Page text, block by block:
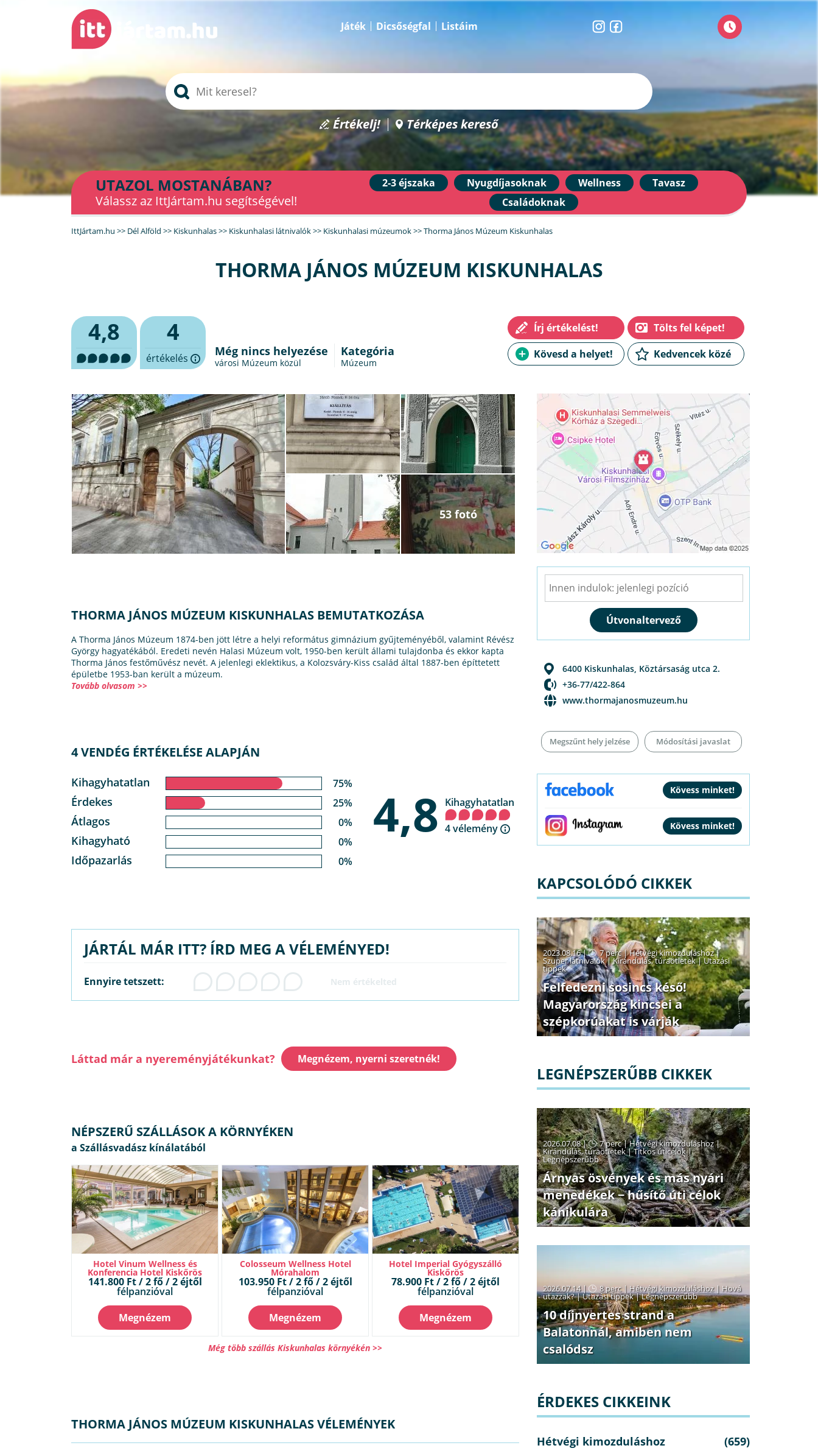
Játék Dicsőségfal Listáim
Értékelj! Térképes kereső
UTAZOL MOSTANÁBAN?
Válassz az IttJártam.hu segítségével!
2-3 éjszaka Nyugdíjasoknak Wellness
Tavasz
Családoknak
IttJártam.hu >> Dél Alföld >> Kiskunhalas>> Kiskunhalasi látnivalók>> Kiskunhalasi múzeumok>>Thorma János Múzeum Kiskunhalas
THORMA JÁNOS MÚZEUM KISKUNHALAS
4,8 4
értékelés Még nincs helyezése
városi Múzeum közül
Kategória
Múzeum
53 fotó
THORMA JÁNOS MÚZEUM KISKUNHALAS BEMUTATKOZÁSA
A Thorma János Múzeum 1874-ben jött létre a helyi református gimnázium gyűjteményéből, valamint Révész
György hagyatékából. Eredeti nevén Halasi Múzeum volt, 1950-ben került állami tulajdonba és ekkor kapta
Thorma János festőművész nevét. A jelenlegi eklektikus, a Kolozsváry-Kiss család által 1887-ben építtetett
épületbe 1953-ban került a múzeum.
Tovább olvasom >>
4 VENDÉG ÉRTÉKELÉSE ALAPJÁN
Kihagyhatatlan 75%
Érdekes 25%
Átlagos 0%
Kihagyható 0%
Időpazarlás 0%
4,8 Kihagyhatatlan
4 vélemény
JÁRTÁL MÁR ITT? ÍRD MEG A VÉLEMÉNYED!
Ennyire tetszett:
Láttad már a nyereményjátékunkat? Megnézem, nyerni szeretnék!
NÉPSZERŰ SZÁLLÁSOK A KÖRNYÉKEN
Hotel Vinum Wellness és
Konferencia Hotel Kiskőrös
141.800 Ft / 2 fő / 2 éjtől
félpanzióval
Megnézem
Colosseum Wellness Hotel
Mórahalom
103.950 Ft / 2 fő / 2 éjtől
félpanzióval
Megnézem
Hotel Imperial Gyógyszálló
Kiskőrös
78.900 Ft / 2 fő / 2 éjtől
félpanzióval
Megnézem
Még több szállás Kiskunhalas környékén >>
THORMA JÁNOS MÚZEUM KISKUNHALAS VÉLEMÉNYEK
6400 Kiskunhalas, Köztársaság utca 2.
+36-77/422-864
www.thormajanosmuzeum.hu
Megszűnt hely jelzése Módosítási javaslat
KAPCSOLÓDÓ CIKKEK
2023.08.16 | 7 perc|Hétvégi kimozduláshoz|
Szuper látnivalók|Kirándulás, túraötletek|Utazási
tippek
Felfedezni sosincs késő!
Magyarország kincsei a
szépkorúakat is várják
LEGNÉPSZERŰBB CIKKEK
2026.07.08 | 7 perc|Hétvégi kimozduláshoz|
Kirándulás, túraötletek|Titkos úticélok|
Legnépszerűbb
Árnyas ösvények és más nyári
menedékek − hűsítő úti célok
kánikulára
2026.07.14 | 8 perc| Hétvégi kimozduláshoz| Hová
utazzak?|Utazási tippek|Legnépszerűbb
10 díjnyertes strand a
Balatonnál, amiben nem
csalódsz
ÉRDEKES CIKKEINK
Hétvégi kimozduláshoz
(659)